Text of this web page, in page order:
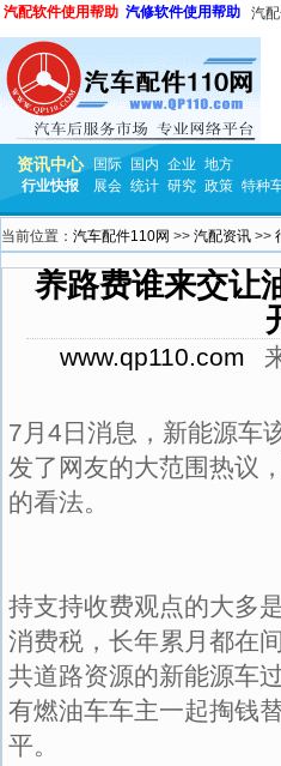
汽配软件使用帮助 汽修软件使用帮助 汽配
资讯中心 国际 国内 企业 地方
行业快报
展会 统计 研究 政策 特种
当前位置： 汽车配件110网 >> 汽配资讯 >>
养路费谁来交让
www.qp110.com
7月4日消息，新能源车
发了网友的大范围热议
的看法。
持支持收费观点的大多
消费税，长年累月都在
共道路资源的新能源车
有燃油车车主一起掏钱
平。